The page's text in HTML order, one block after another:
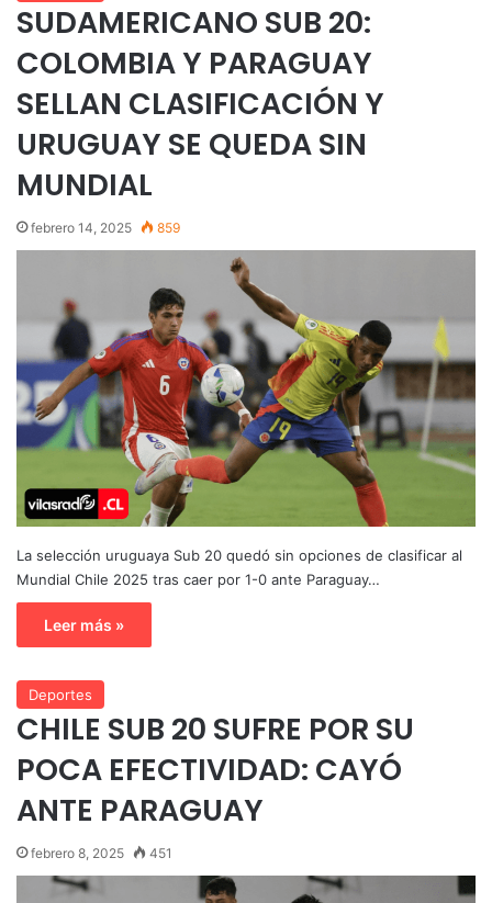
SUDAMERICANO SUB 20:
COLOMBIA Y PARAGUAY
SELLAN CLASIFICACIÓN Y
URUGUAY SE QUEDA SIN
MUNDIAL
febrero 14, 2025 859
La selección uruguaya Sub 20 quedó sin opciones de clasificar al
Mundial Chile 2025 tras caer por 1-0 ante Paraguay…
Leer más »
Deportes
CHILE SUB 20 SUFRE POR SU
POCA EFECTIVIDAD: CAYÓ
ANTE PARAGUAY
febrero 8, 2025 451